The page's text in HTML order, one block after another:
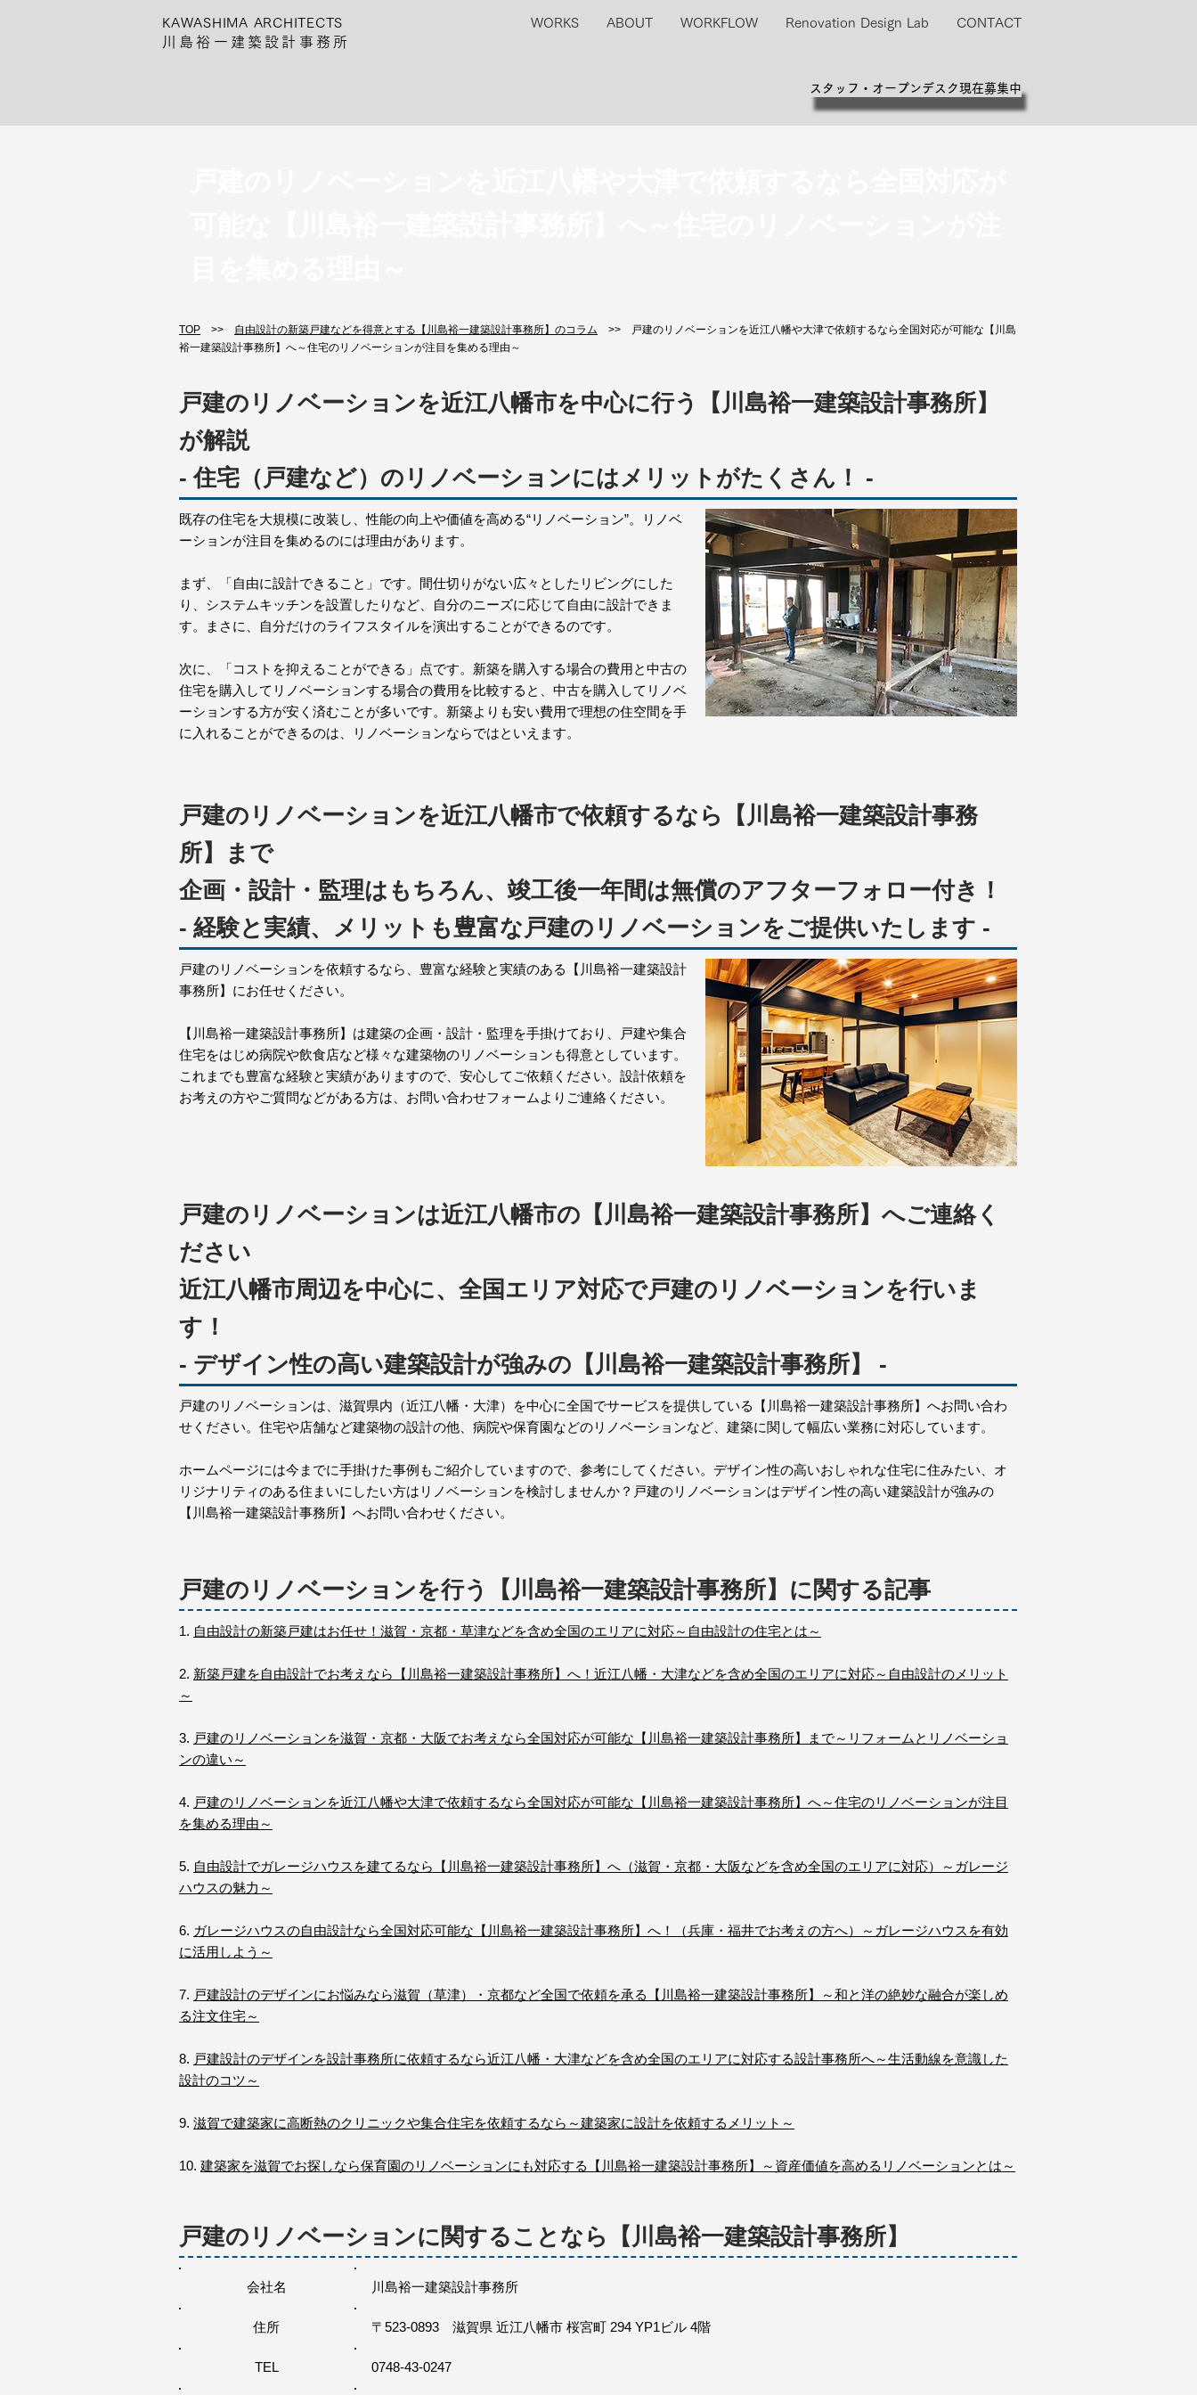
KAWASHIMA ARCHITECTS
川島裕一建築設計事務所
WORKS ABOUT WORKFLOW Renovation Design Lab CONTACT
スタッフ・オープンデスク現在募集中
TOP >> 自由設計の新築戸建などを得意とする【川島裕一建築設計事務所】のコラム >> 戸建のリノベーションを近江八幡や大津で依頼するなら全国対応が可能な【川島
裕一建築設計事務所】へ～住宅のリノベーションが注目を集める理由～
戸建のリノベーションを近江八幡市を中心に行う【川島裕一建築設計事務所】
が解説
- 住宅（戸建など）のリノベーションにはメリットがたくさん！ -
既存の住宅を大規模に改装し、性能の向上や価値を高める“リノベーション”。リノベ
ーションが注目を集めるのには理由があります。
まず、「自由に設計できること」です。間仕切りがない広々としたリビングにした
り、システムキッチンを設置したりなど、自分のニーズに応じて自由に設計できま
す。まさに、自分だけのライフスタイルを演出することができるのです。
次に、「コストを抑えることができる」点です。新築を購入する場合の費用と中古の
住宅を購入してリノベーションする場合の費用を比較すると、中古を購入してリノベ
ーションする方が安く済むことが多いです。新築よりも安い費用で理想の住空間を手
に入れることができるのは、リノベーションならではといえます。
戸建のリノベーションを近江八幡市で依頼するなら【川島裕一建築設計事務
所】まで
企画・設計・監理はもちろん、竣工後一年間は無償のアフターフォロー付き！
- 経験と実績、メリットも豊富な戸建のリノベーションをご提供いたします -
戸建のリノベーションを依頼するなら、豊富な経験と実績のある【川島裕一建築設計
事務所】にお任せください。
【川島裕一建築設計事務所】は建築の企画・設計・監理を手掛けており、戸建や集合
住宅をはじめ病院や飲食店など様々な建築物のリノベーションも得意としています。
これまでも豊富な経験と実績がありますので、安心してご依頼ください。設計依頼を
お考えの方やご質問などがある方は、お問い合わせフォームよりご連絡ください。
戸建のリノベーションは近江八幡市の【川島裕一建築設計事務所】へご連絡く
ださい
近江八幡市周辺を中心に、全国エリア対応で戸建のリノベーションを行いま
す！
- デザイン性の高い建築設計が強みの【川島裕一建築設計事務所】 -
戸建のリノベーションは、滋賀県内（近江八幡・大津）を中心に全国でサービスを提供している【川島裕一建築設計事務所】へお問い合わ
せください。住宅や店舗など建築物の設計の他、病院や保育園などのリノベーションなど、建築に関して幅広い業務に対応しています。
ホームページには今までに手掛けた事例もご紹介していますので、参考にしてください。デザイン性の高いおしゃれな住宅に住みたい、オ
リジナリティのある住まいにしたい方はリノベーションを検討しませんか？戸建のリノベーションはデザイン性の高い建築設計が強みの
【川島裕一建築設計事務所】へお問い合わせください。
戸建のリノベーションを行う【川島裕一建築設計事務所】に関する記事
1. 自由設計の新築戸建はお任せ！滋賀・京都・草津などを含め全国のエリアに対応～自由設計の住宅とは～
2. 新築戸建を自由設計でお考えなら【川島裕一建築設計事務所】へ！近江八幡・大津などを含め全国のエリアに対応～自由設計のメリット
～
3. 戸建のリノベーションを滋賀・京都・大阪でお考えなら全国対応が可能な【川島裕一建築設計事務所】まで～リフォームとリノベーショ
ンの違い～
4. 戸建のリノベーションを近江八幡や大津で依頼するなら全国対応が可能な【川島裕一建築設計事務所】へ～住宅のリノベーションが注目
を集める理由～
5. 自由設計でガレージハウスを建てるなら【川島裕一建築設計事務所】へ（滋賀・京都・大阪などを含め全国のエリアに対応）～ガレージ
ハウスの魅力～
6. ガレージハウスの自由設計なら全国対応可能な【川島裕一建築設計事務所】へ！（兵庫・福井でお考えの方へ）～ガレージハウスを有効
に活用しよう～
7. 戸建設計のデザインにお悩みなら滋賀（草津）・京都など全国で依頼を承る【川島裕一建築設計事務所】～和と洋の絶妙な融合が楽しめ
る注文住宅～
8. 戸建設計のデザインを設計事務所に依頼するなら近江八幡・大津などを含め全国のエリアに対応する設計事務所へ～生活動線を意識した
設計のコツ～
9. 滋賀で建築家に高断熱のクリニックや集合住宅を依頼するなら～建築家に設計を依頼するメリット～
10. 建築家を滋賀でお探しなら保育園のリノベーションにも対応する【川島裕一建築設計事務所】～資産価値を高めるリノベーションとは～
戸建のリノベーションに関することなら【川島裕一建築設計事務所】
会社名 川島裕一建築設計事務所
住所 〒523-0893 滋賀県 近江八幡市 桜宮町 294 YP1ビル 4階
TEL 0748-43-0247